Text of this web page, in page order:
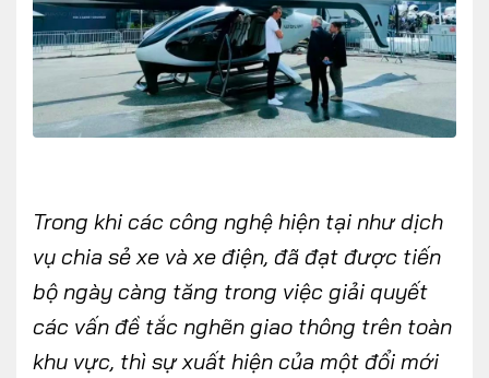
Trong khi các công nghệ hiện tại như dịch
vụ chia sẻ xe và xe điện, đã đạt được tiến
bộ ngày càng tăng trong việc giải quyết
các vấn đề tắc nghẽn giao thông trên toàn
khu vực, thì sự xuất hiện của một đổi mới